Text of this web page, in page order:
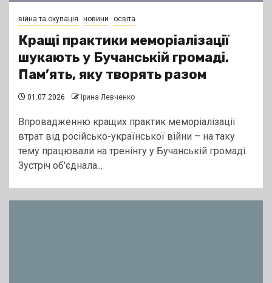
війна та окупація новини освіта
Кращі практики меморіалізації
шукають у Бучанській громаді.
Пам’ять, яку творять разом
01.07.2026 Ірина Левченко
Впровадженню кращих практик меморіалізації
втрат від російсько-української війни – на таку
тему працювали на тренінгу у Бучанській громаді.
Зустріч об'єднала...